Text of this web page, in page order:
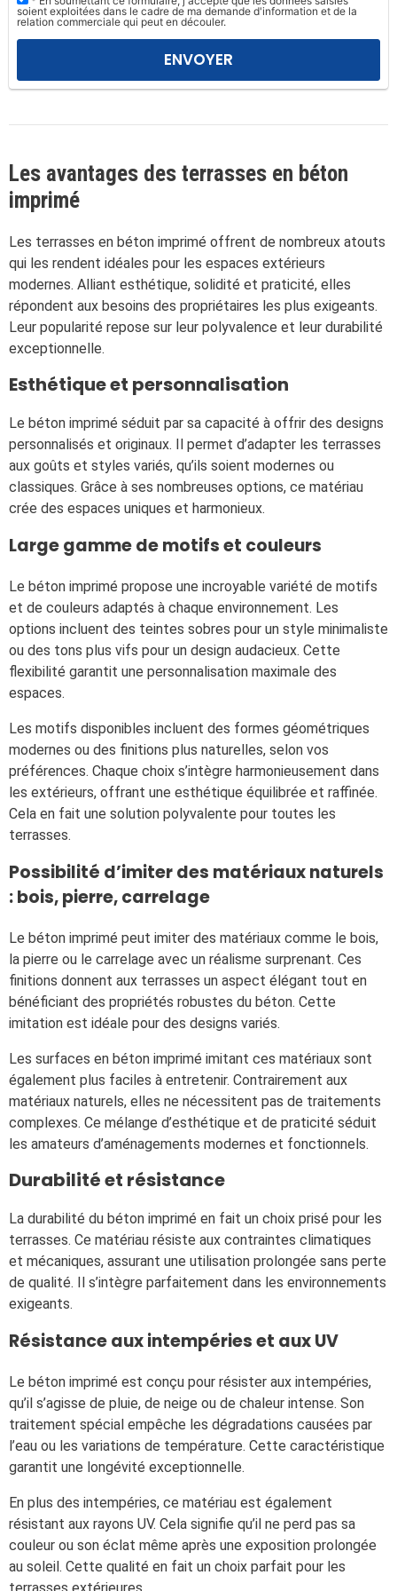
l
a
s
e
c
a
m
p
v
i
d
.
soient exploitées dans le cadre de ma demande d'information et de la
relation commerciale qui peut en découler.
Les avantages des terrasses en béton
imprimé
Les terrasses en béton imprimé offrent de nombreux atouts
qui les rendent idéales pour les espaces extérieurs
modernes. Alliant esthétique, solidité et praticité, elles
répondent aux besoins des propriétaires les plus exigeants.
Leur popularité repose sur leur polyvalence et leur durabilité
exceptionnelle.
Esthétique et personnalisation
Le béton imprimé séduit par sa capacité à offrir des designs
personnalisés et originaux. Il permet d’adapter les terrasses
aux goûts et styles variés, qu’ils soient modernes ou
classiques. Grâce à ses nombreuses options, ce matériau
crée des espaces uniques et harmonieux.
Large gamme de motifs et couleurs
Le béton imprimé propose une incroyable variété de motifs
et de couleurs adaptés à chaque environnement. Les
options incluent des teintes sobres pour un style minimaliste
ou des tons plus vifs pour un design audacieux. Cette
flexibilité garantit une personnalisation maximale des
espaces.
Les motifs disponibles incluent des formes géométriques
modernes ou des finitions plus naturelles, selon vos
préférences. Chaque choix s’intègre harmonieusement dans
les extérieurs, offrant une esthétique équilibrée et raffinée.
Cela en fait une solution polyvalente pour toutes les
terrasses.
Possibilité d’imiter des matériaux naturels
: bois, pierre, carrelage
Le béton imprimé peut imiter des matériaux comme le bois,
la pierre ou le carrelage avec un réalisme surprenant. Ces
finitions donnent aux terrasses un aspect élégant tout en
bénéficiant des propriétés robustes du béton. Cette
imitation est idéale pour des designs variés.
Les surfaces en béton imprimé imitant ces matériaux sont
également plus faciles à entretenir. Contrairement aux
matériaux naturels, elles ne nécessitent pas de traitements
complexes. Ce mélange d’esthétique et de praticité séduit
les amateurs d’aménagements modernes et fonctionnels.
Durabilité et résistance
La durabilité du béton imprimé en fait un choix prisé pour les
terrasses. Ce matériau résiste aux contraintes climatiques
et mécaniques, assurant une utilisation prolongée sans perte
de qualité. Il s’intègre parfaitement dans les environnements
exigeants.
Résistance aux intempéries et aux UV
Le béton imprimé est conçu pour résister aux intempéries,
qu’il s’agisse de pluie, de neige ou de chaleur intense. Son
traitement spécial empêche les dégradations causées par
l’eau ou les variations de température. Cette caractéristique
garantit une longévité exceptionnelle.
En plus des intempéries, ce matériau est également
résistant aux rayons UV. Cela signifie qu’il ne perd pas sa
couleur ou son éclat même après une exposition prolongée
au soleil. Cette qualité en fait un choix parfait pour les